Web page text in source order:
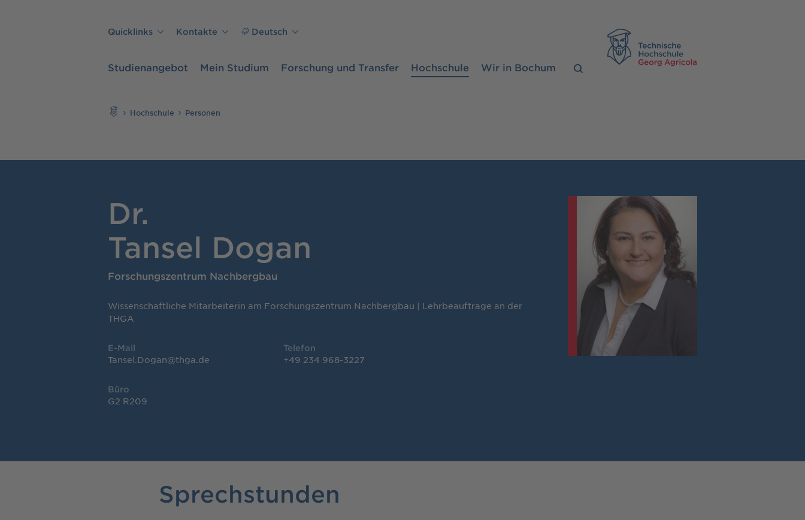
Studienangebot Mein Studium Forschung und Transfer Hochschule Wir in Bochum
Quicklinks Kontakte Deutsch
Hochschule Personen
Dr.
Tansel Dogan
Forschungszentrum Nachbergbau
Wissenschaftliche Mitarbeiterin am Forschungszentrum Nachbergbau | Lehrbeauftrage an der
THGA
E-Mail
Tansel.Dogan@thga.de
Telefon
+49 234 968-3227
Büro
G2 R209
Sprechstunden